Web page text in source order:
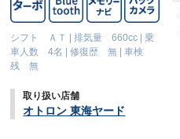
シフト ＡＴ |排気量 660cc |乗
車人数 4名 |修復歴 無 |車検
残 無
取り扱い店舗
オトロン 東海ヤード